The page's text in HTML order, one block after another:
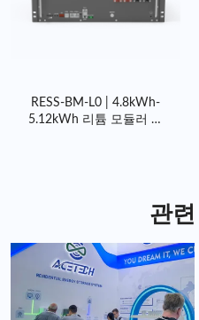
RESS-BM-L0 | 4.8kWh-
5.12kWh 리튬 모듈러 홈
관